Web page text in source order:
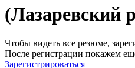
(Лазаревский
Чтобы видеть все резюме,
После регистрации покажем
Зарегистрироваться